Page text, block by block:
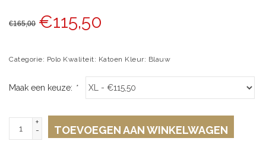
€165,00 €115,50
Categorie: Polo Kwaliteit: Katoen Kleur: Blauw
Maak een keuze: *
+
-
TOEVOEGEN AAN WINKELWAGEN